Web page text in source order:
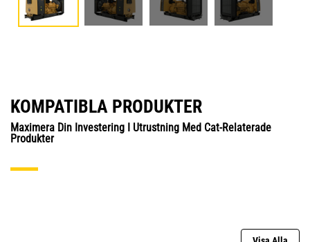
KOMPATIBLA PRODUKTER
Maximera Din Investering I Utrustning Med Cat-Relaterade
Produkter